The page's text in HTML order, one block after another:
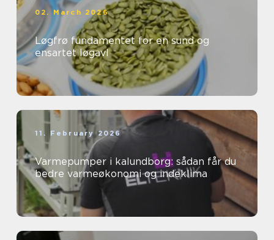
02. March 2026
Løgfrø fundamentet for en sund og
ensartet løgavl
11. February 2026
Varmepumper i kalundborg: sådan får du
bedre varmeøkonomi og indeklima